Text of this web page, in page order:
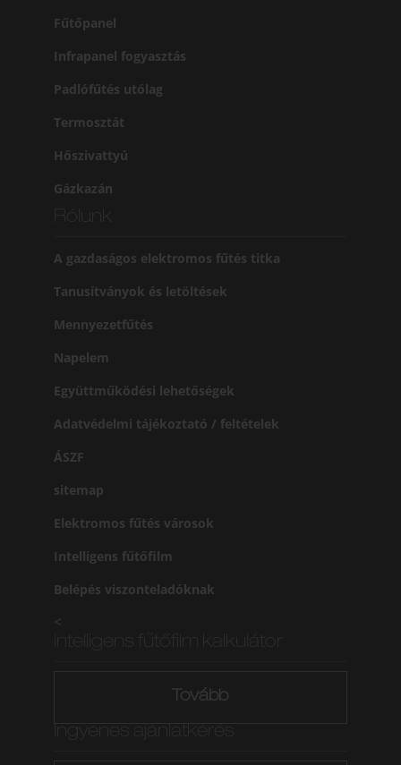
Fűtőpanel
Infrapanel fogyasztás
Padlófűtés utólag
Termosztát
Hőszivattyú
Gázkazán
A gazdaságos elektromos fűtés titka
Tanusítványok és letöltések
Mennyezetfűtés
Napelem
Együttműködési lehetőségek
Adatvédelmi tájékoztató / feltételek
ÁSZF
sitemap
Elektromos fűtés városok
Intelligens fűtőfilm
Belépés viszonteladóknak
<
Tovább